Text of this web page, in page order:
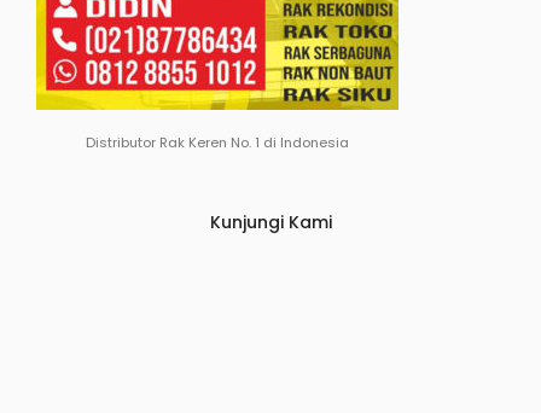
Distributor Rak Keren No. 1 di Indonesia
Kunjungi Kami